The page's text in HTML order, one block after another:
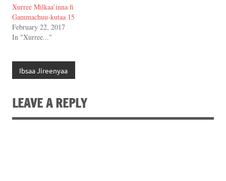
Xurree Milkaa’inna fi
Gammachuu-kutaa 15
February 22, 2017
In "Xurree..."
Ibsaa Jireenyaa
LEAVE A REPLY